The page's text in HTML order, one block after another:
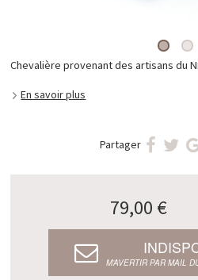
Chevalière provenant des artisans du
En savoir plus
Partager
79,00 €
M’AVERTIR PAR MAIL